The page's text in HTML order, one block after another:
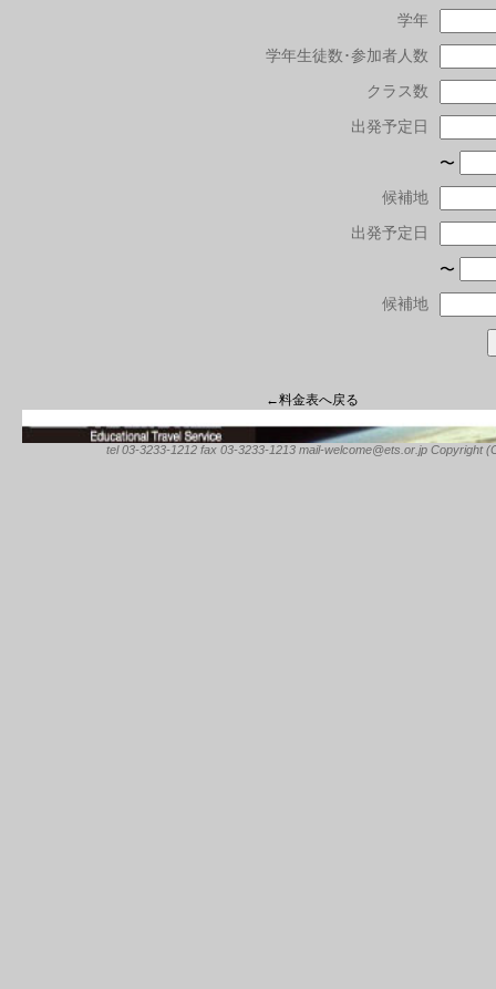
学年
学年生徒数･参加者人数
クラス数
出発予定日
〜
候補地
出発予定日
〜
候補地
←料金表へ戻る
tel 03-3233-1212 fax 03-3233-1213 mail-welcome@ets.or.jp Copyright